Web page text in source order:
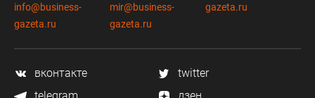
info@business-
gazeta.ru
mir@business-
gazeta.ru
gazeta.ru
вконтакте
twitter